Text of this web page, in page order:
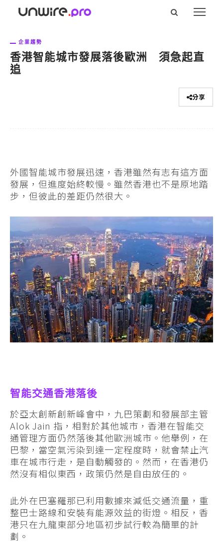
企業趨勢
香港智能城市發展落後歐洲 須急起直
追
分享
外國智能城市發展迅速，香港雖然有志有這方面
發展，但進度始終較慢。雖然香港也不是原地踏
步，但彼此的差距仍然很大。
智能交通香港落後
於亞太創新創新峰會中，九巴策劃和發展部主管
Alok Jain 指，相對於其他城市，香港在智能交
通管理方面仍然落後其他歐洲城市。他舉例，在
巴黎，當空氣污染到達一定程度時，就會禁止汽
車在城市行走，是自動觸發的。然而，在香港仍
然沒有相似東西，政策仍然是自由放任的。
此外在巴塞羅那已利用數據來減低交通流量，重
整巴士路線和安裝有能源效益的街燈。相反，香
港只在九龍東部分地區初步試行較為簡單的計
劃。